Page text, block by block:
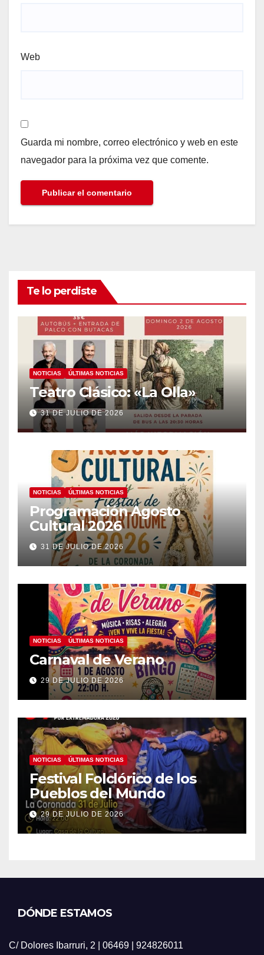
Web
Guarda mi nombre, correo electrónico y web en este
navegador para la próxima vez que comente.
Te lo perdiste
NOTICIAS ÚLTIMAS NOTICIAS
Teatro Clásico: «La Olla»
31 DE JULIO DE 2026
NOTICIAS ÚLTIMAS NOTICIAS
Programación Agosto
Cultural 2026
31 DE JULIO DE 2026
NOTICIAS ÚLTIMAS NOTICIAS
Carnaval de Verano
29 DE JULIO DE 2026
NOTICIAS ÚLTIMAS NOTICIAS
Festival Folclórico de los
Pueblos del Mundo
29 DE JULIO DE 2026
DÓNDE ESTAMOS
C/ Dolores Ibarruri, 2 | 06469 | 924826011